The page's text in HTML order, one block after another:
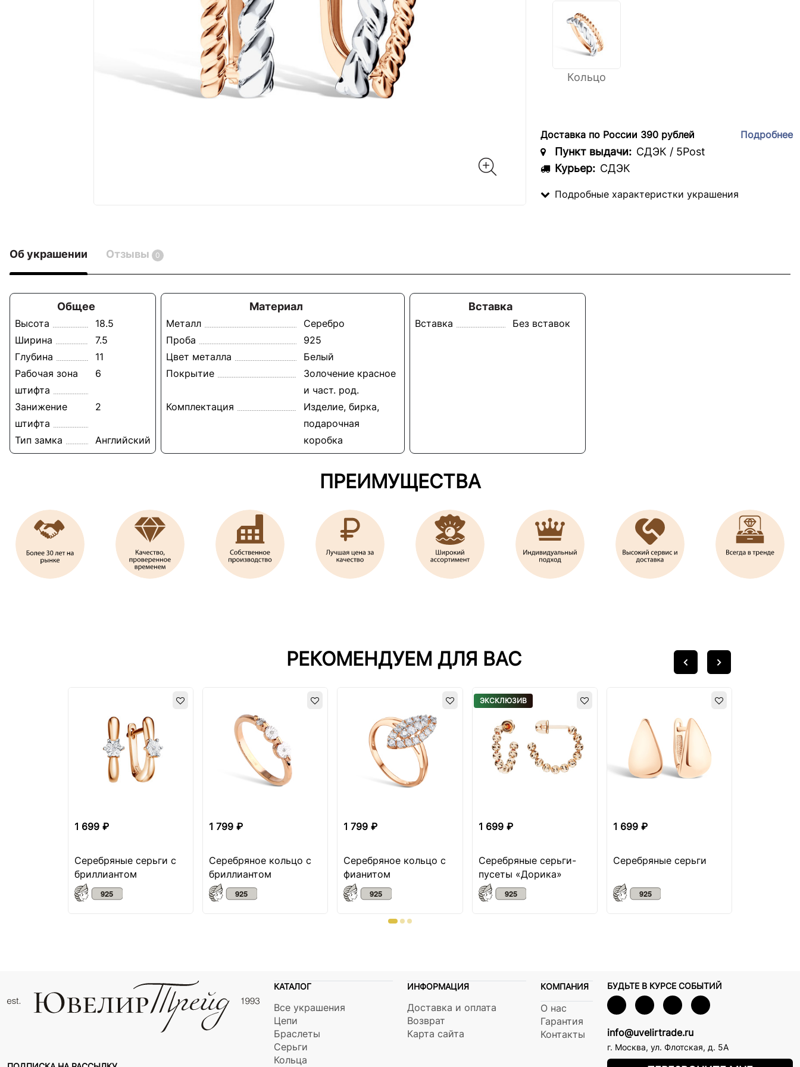
Кольцо
Доставка по России 390 рублей Подробнее
Пункт выдачи: СДЭК / 5Post
Курьер: СДЭК
Подробные характеристки украшения
Об украшении Отзывы 0
Общее
Высота
18.5
Ширина
7.5
Глубина
11
Рабочая зона
штифта
6
Занижение
штифта
2
Тип замка Английский
Материал
Металл
Серебро
Проба
925
Цвет металла
Белый
Покрытие
Золочение красное
и част. род.
Комплектация
Изделие, бирка,
подарочная
коробка
Вставка
Вставка Без вставок
ПРЕИМУЩЕСТВА
РЕКОМЕНДУЕМ ДЛЯ ВАС
1 699 ₽
Серебряные серьги с
бриллиантом
1 799 ₽
Серебряное кольцо с
бриллиантом
1 799 ₽
Серебряное кольцо с
фианитом
ЭКСКЛЮЗИВ
1 699 ₽
Серебряные серьги-
пусеты «Дорика»
1 699 ₽
Серебряные серьги
КАТАЛОГ
Все украшения
Цепи
Браслеты
Серьги
Кольца
ИНФОРМАЦИЯ
Доставка и оплата
Возврат
Карта сайта
КОМПАНИЯ
О нас
Гарантия
Контакты
БУДЬТЕ В КУРСЕ СОБЫТИЙ
info@uvelirtrade.ru
г. Москва, ул. Флотская, д. 5А